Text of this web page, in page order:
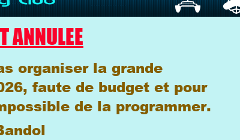
ANNULEE
organiser la grande
faute de budget et pour
de la programmer.